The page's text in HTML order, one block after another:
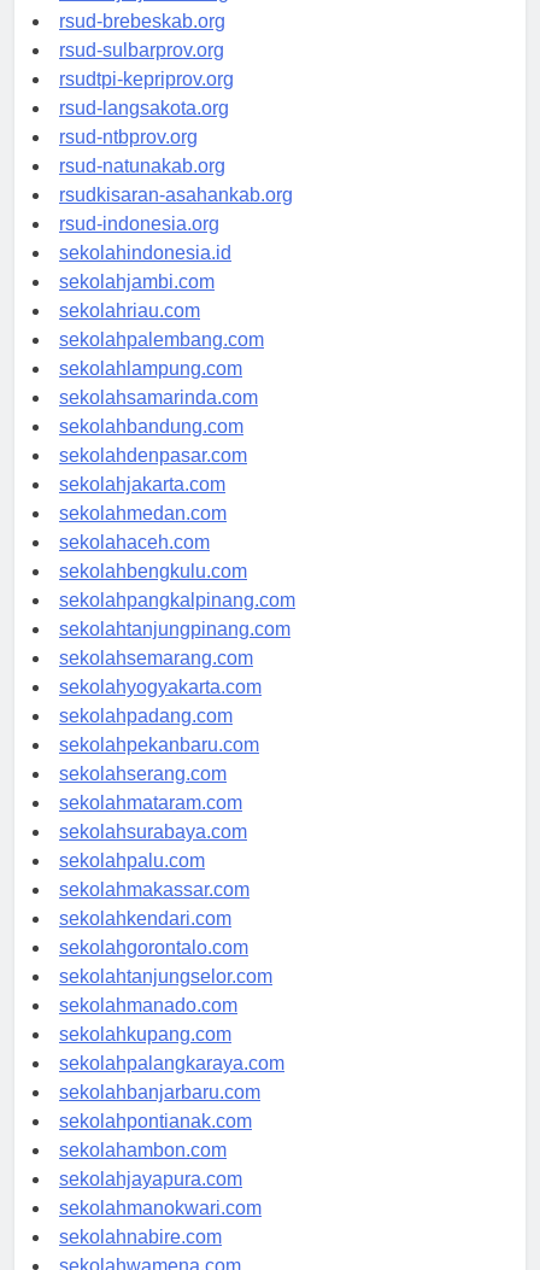
rsudkoja-jakarta.org
rsud-brebeskab.org
rsud-sulbarprov.org
rsudtpi-kepriprov.org
rsud-langsakota.org
rsud-ntbprov.org
rsud-natunakab.org
rsudkisaran-asahankab.org
rsud-indonesia.org
sekolahindonesia.id
sekolahjambi.com
sekolahriau.com
sekolahpalembang.com
sekolahlampung.com
sekolahsamarinda.com
sekolahbandung.com
sekolahdenpasar.com
sekolahjakarta.com
sekolahmedan.com
sekolahaceh.com
sekolahbengkulu.com
sekolahpangkalpinang.com
sekolahtanjungpinang.com
sekolahsemarang.com
sekolahyogyakarta.com
sekolahpadang.com
sekolahpekanbaru.com
sekolahserang.com
sekolahmataram.com
sekolahsurabaya.com
sekolahpalu.com
sekolahmakassar.com
sekolahkendari.com
sekolahgorontalo.com
sekolahtanjungselor.com
sekolahmanado.com
sekolahkupang.com
sekolahpalangkaraya.com
sekolahbanjarbaru.com
sekolahpontianak.com
sekolahambon.com
sekolahjayapura.com
sekolahmanokwari.com
sekolahnabire.com